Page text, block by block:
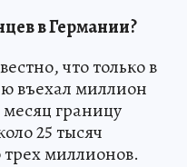
в Германии?
что только в
въехал миллион
границу
25 тысяч
миллионов.